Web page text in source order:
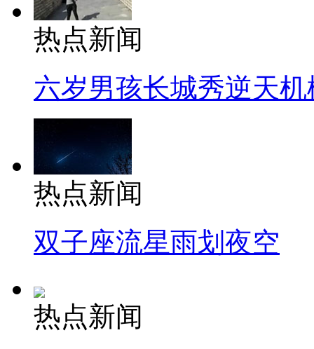
热点新闻
六岁男孩长城秀逆天机
热点新闻
双子座流星雨划夜空
热点新闻